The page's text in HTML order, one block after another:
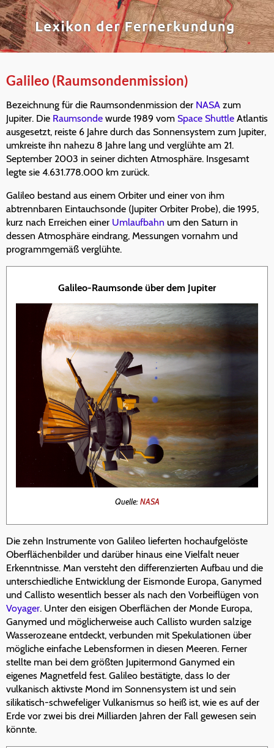
Galileo (Raumsondenmission)
Bezeichnung für die Raumsondenmission der NASA zum
Jupiter. Die Raumsonde wurde 1989 vom Space Shuttle Atlantis
ausgesetzt, reiste 6 Jahre durch das Sonnensystem zum Jupiter,
umkreiste ihn nahezu 8 Jahre lang und verglühte am 21.
September 2003 in seiner dichten Atmosphäre. Insgesamt
legte sie 4.631.778.000 km zurück.
Galileo bestand aus einem Orbiter und einer von ihm
abtrennbaren Eintauchsonde (Jupiter Orbiter Probe), die 1995,
kurz nach Erreichen einer Umlaufbahn um den Saturn in
dessen Atmosphäre eindrang, Messungen vornahm und
programmgemäß verglühte.
Galileo-Raumsonde über dem Jupiter
Quelle:NASA
Die zehn Instrumente von Galileo lieferten hochaufgelöste
Oberflächenbilder und darüber hinaus eine Vielfalt neuer
Erkenntnisse. Man versteht den differenzierten Aufbau und die
unterschiedliche Entwicklung der Eismonde Europa, Ganymed
und Callisto wesentlich besser als nach den Vorbeiflügen von
Voyager. Unter den eisigen Oberflächen der Monde Europa,
Ganymed und möglicherweise auch Callisto wurden salzige
Wasserozeane entdeckt, verbunden mit Spekulationen über
mögliche einfache Lebensformen in diesen Meeren. Ferner
stellte man bei dem größten Jupitermond Ganymed ein
eigenes Magnetfeld fest. Galileo bestätigte, dass Io der
vulkanisch aktivste Mond im Sonnensystem ist und sein
silikatisch-schwefeliger Vulkanismus so heiß ist, wie es auf der
Erde vor zwei bis drei Milliarden Jahren der Fall gewesen sein
könnte.